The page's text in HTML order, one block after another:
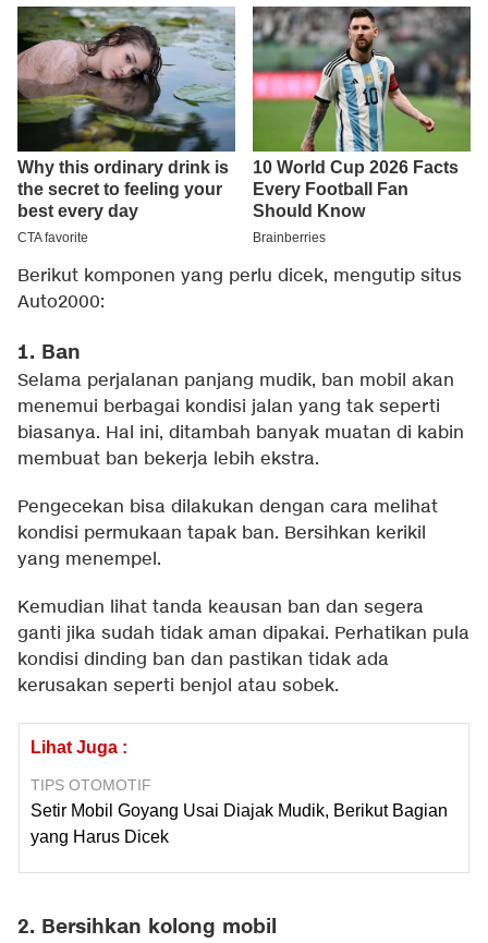
Berikut komponen yang perlu dicek, mengutip situs
Auto2000:
1. Ban
Selama perjalanan panjang mudik, ban mobil akan
menemui berbagai kondisi jalan yang tak seperti
biasanya. Hal ini, ditambah banyak muatan di kabin
membuat ban bekerja lebih ekstra.
Pengecekan bisa dilakukan dengan cara melihat
kondisi permukaan tapak ban. Bersihkan kerikil
yang menempel.
Kemudian lihat tanda keausan ban dan segera
ganti jika sudah tidak aman dipakai. Perhatikan pula
kondisi dinding ban dan pastikan tidak ada
kerusakan seperti benjol atau sobek.
Lihat Juga :
TIPS OTOMOTIF
Setir Mobil Goyang Usai Diajak Mudik, Berikut Bagian
yang Harus Dicek
2. Bersihkan kolong mobil